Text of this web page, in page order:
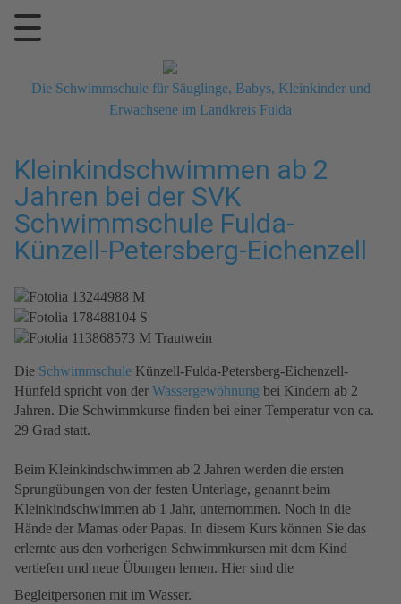
Die Schwimmschule für Säuglinge, Babys, Kleinkinder und
Erwachsene im Landkreis Fulda
Kleinkindschwimmen ab 2
Jahren bei der SVK
Schwimmschule Fulda-
Künzell-Petersberg-Eichenzell
Die Schwimmschule Künzell-Fulda-Petersberg-Eichenzell-
Hünfeld spricht von der Wassergewöhnung bei Kindern ab 2
Jahren. Die Schwimmkurse finden bei einer Temperatur von ca.
29 Grad statt.
Beim Kleinkindschwimmen ab 2 Jahren werden die ersten
Sprungübungen von der festen Unterlage, genannt beim
Kleinkindschwimmen ab 1 Jahr, unternommen. Noch in die
Hände der Mamas oder Papas. In diesem Kurs können Sie das
erlernte aus den vorherigen Schwimmkursen mit dem Kind
vertiefen und neue Übungen lernen. Hier sind die
Begleitpersonen mit im Wasser.